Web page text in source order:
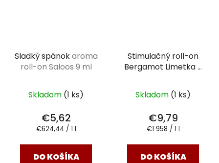
Sladký spánokaroma
roll-on Saloos 9 ml
Skladom (1 ks)
€5,62
Jednotková
€624,44 / 1 l
DO KOŠÍKA
Stimulačný roll-on
Bergamot Limetka5
Skladom (1 ks)
€9,79
Jednotková
€1 958 / 1 l
DO KOŠÍKA